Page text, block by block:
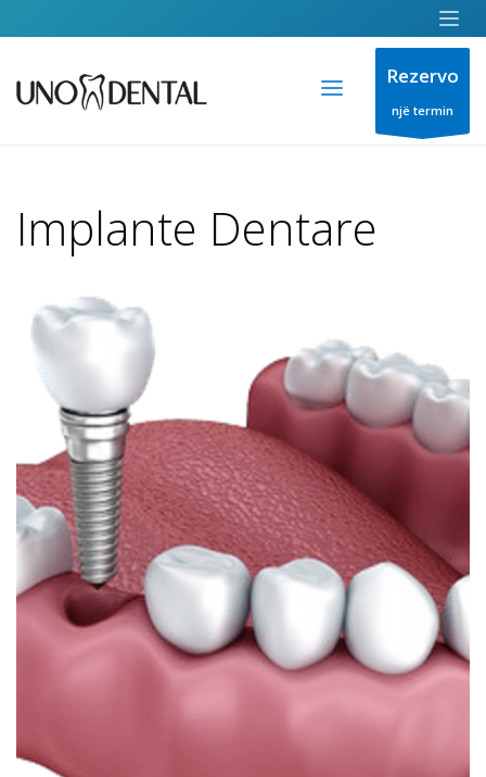
Rezervo
një termin
Implante Dentare